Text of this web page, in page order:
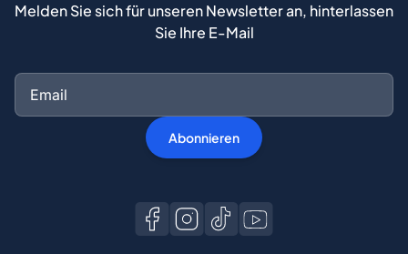
Melden Sie sich für unseren Newsletter an, hinterlassen
Sie Ihre E-Mail
Abonnieren